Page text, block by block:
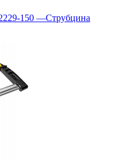
150 —Струбцина